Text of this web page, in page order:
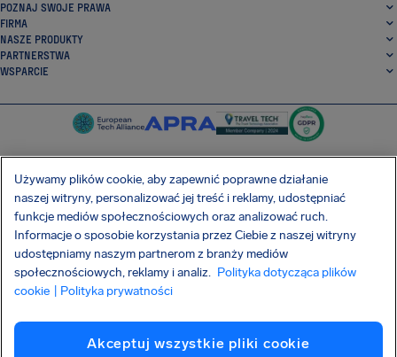
POZNAJ SWOJE PRAWA
FIRMA
NASZE PRODUKTY
PARTNERSTWA
WSPARCIE
SocialFacebook
SocialTwitter
SocialInstagram
SocialLinkedin
POBIERZ NASZĄ DARMOWĄ APLIKACJĘ
Polityka prywatności Pliki cookie
Imprint
Używamy plików cookie, aby zapewnić poprawne działanie
naszej witryny, personalizować jej treść i reklamy, udostępniać
funkcje mediów społecznościowych oraz analizować ruch.
Informacje o sposobie korzystania przez Ciebie z naszej witryny
udostępniamy naszym partnerom z branży mediów
społecznościowych, reklamy i analiz. Polityka dotycząca plików
cookie
| Polityka prywatności
Akceptuj wszystkie pliki cookie